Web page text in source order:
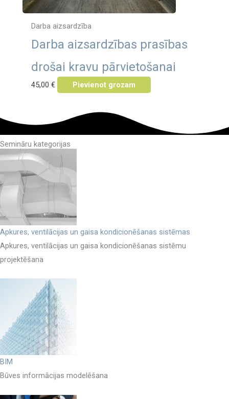
Darba aizsardzība
Darba aizsardzības prasības
drošai kravu pārvietošanai
45,00€ Pievienot grozam
Semināru kategorijas
Apkures, ventilācijas un gaisa kondicionēšanas sistēmas
Apkures, ventilācijas un gaisa kondicionēšanas sistēmu
projektēšana
BIM
Būves informācijas modelēšana